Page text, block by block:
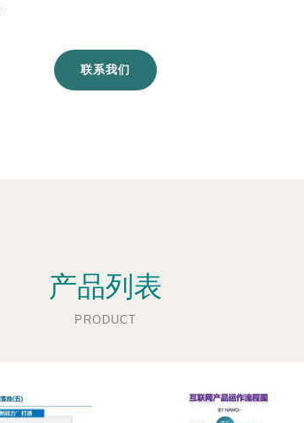
联系我们
产品列表
PRODUCT